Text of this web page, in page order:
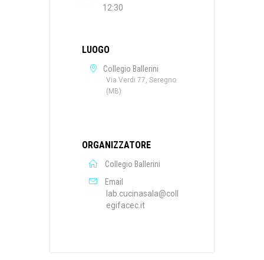
12:30
LUOGO
Collegio Ballerini
Via Verdi 77, Seregno
(MB)
ORGANIZZATORE
Collegio Ballerini
Email
lab.cucinasala@coll
egifacec.it